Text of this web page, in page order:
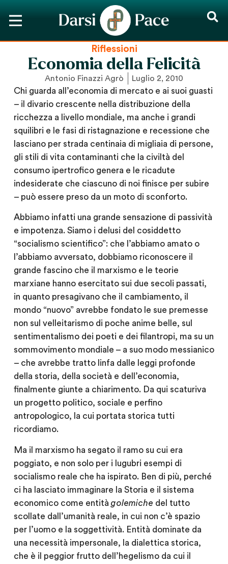
Riflessioni
Economia della Felicità
Antonio Finazzi Agrò Luglio 2, 2010
Chi guarda all’economia di mercato e ai suoi guasti
– il divario crescente nella distribuzione della
ricchezza a livello mondiale, ma anche i grandi
squilibri e le fasi di ristagnazione e recessione che
lasciano per strada centinaia di migliaia di persone,
gli stili di vita contaminanti che la civiltà del
consumo ipertrofico genera e le ricadute
indesiderate che ciascuno di noi finisce per subire
– può essere preso da un moto di sconforto.
Abbiamo infatti una grande sensazione di passività
e impotenza. Siamo i delusi del cosiddetto
“socialismo scientifico”: che l’abbiamo amato o
l’abbiamo avversato, dobbiamo riconoscere il
grande fascino che il marxismo e le teorie
marxiane hanno esercitato sui due secoli passati,
in quanto presagivano che il cambiamento, il
mondo “nuovo” avrebbe fondato le sue premesse
non sul velleitarismo di poche anime belle, sul
sentimentalismo dei poeti e dei filantropi, ma su un
sommovimento mondiale – a suo modo messianico
– che avrebbe tratto linfa dalle leggi profonde
della storia, della società e dell’economia,
finalmente giunte a chiarimento. Da qui scaturiva
un progetto politico, sociale e perfino
antropologico, la cui portata storica tutti
ricordiamo.
Ma il marxismo ha segato il ramo su cui era
poggiato, e non solo per i lugubri esempi di
socialismo reale che ha ispirato. Ben di più, perché
ci ha lasciato immaginare la Storia e il sistema
economico come entità golemiche del tutto
scollate dall’umanità reale, in cui non c’è spazio
per l’uomo e la soggettività. Entità dominate da
una necessità impersonale, la dialettica storica,
che è il peggior frutto dell’hegelismo da cui il